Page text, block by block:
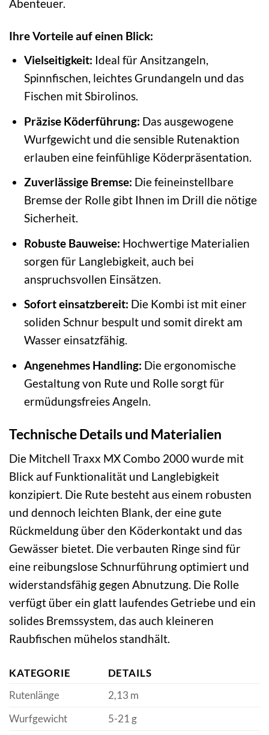
Abenteuer.
Ihre Vorteile auf einen Blick:
Vielseitigkeit: Ideal für Ansitzangeln,
Spinnfischen, leichtes Grundangeln und das
Fischen mit Sbirolinos.
Präzise Köderführung: Das ausgewogene
Wurfgewicht und die sensible Rutenaktion
erlauben eine feinfühlige Köderpräsentation.
Zuverlässige Bremse: Die feineinstellbare
Bremse der Rolle gibt Ihnen im Drill die nötige
Sicherheit.
Robuste Bauweise: Hochwertige Materialien
sorgen für Langlebigkeit, auch bei
anspruchsvollen Einsätzen.
Sofort einsatzbereit: Die Kombi ist mit einer
soliden Schnur bespult und somit direkt am
Wasser einsatzfähig.
Angenehmes Handling: Die ergonomische
Gestaltung von Rute und Rolle sorgt für
ermüdungsfreies Angeln.
Technische Details und Materialien
Die Mitchell Traxx MX Combo 2000 wurde mit
Blick auf Funktionalität und Langlebigkeit
konzipiert. Die Rute besteht aus einem robusten
und dennoch leichten Blank, der eine gute
Rückmeldung über den Köderkontakt und das
Gewässer bietet. Die verbauten Ringe sind für
eine reibungslose Schnurführung optimiert und
widerstandsfähig gegen Abnutzung. Die Rolle
verfügt über ein glatt laufendes Getriebe und ein
solides Bremssystem, das auch kleineren
Raubfischen mühelos standhält.
KATEGORIE
DETAILS
Rutenlänge
2,13 m
Wurfgewicht
5-21 g